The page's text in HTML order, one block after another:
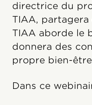
directrice du
TIAA,
TIAA aborde le
donnera des
propre bien-
Dans ce